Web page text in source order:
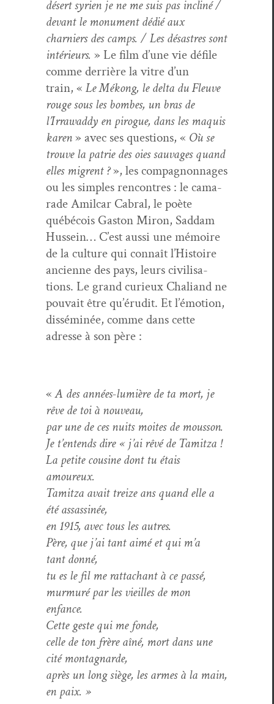
désert syrien je ne me suis pas incliné /
devant le mon­u­ment dédié aux
charniers des camps. / Les désas­tres sont
intérieurs. » Le film d’une vie défile
comme der­rière la vit­re d’un
train, « Le Mékong, le delta du Fleuve
rouge sous les bombes, un bras de
l’Irrawaddy en pirogue, dans les maquis
karen» avec ses ques­tions, « Où se
trou­ve la patrie des oies sauvages quand
elles migrent ?», les com­pagnon­nages
ou les sim­ples ren­con­tres : le cama­
rade Amil­car Cabral, le poète
québé­cois Gas­ton Miron, Sad­dam
Hus­sein… C’est aus­si une mémoire
de la cul­ture qui con­naît l’Histoire
anci­enne des pays, leurs civil­i­sa­
tions. Le grand curieux Chaliand ne
pou­vait être qu’érudit. Et l’émotion,
dis­séminée, comme dans cette
adresse à son père :
«A des années-lumière de ta mort, je
rêve de toi à nouveau,
par une de ces nuits moites de mousson.
Je t’entends dire « j’ai rêvé de Tamitza !
La petite cou­sine dont tu étais
amoureux.
Tamitza avait treize ans quand elle a
été assassinée,
en 1915, avec tous les autres.
Père, que j’ai tant aimé et qui m’a
tant donné,
tu es le fil me rat­tachant à ce passé,
mur­muré par les vieilles de mon
enfance.
Cette geste qui me fonde,
celle de ton frère aîné, mort dans une
cité montagnarde,
après un long siège, les armes à la main,
en paix. »